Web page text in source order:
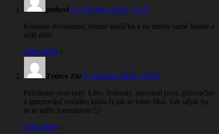
pethavl 21. července 2018 | 16:47
Krásnou dovolenou, hodně sluníčka a na táboře samé hodné a
milé děti!
Odpovědět ↓
Tvůrce Zla 5. července 2018 | 20:50
Prázdniny jsou tady. Léto, festivaly, slavnosti piva, grilovačky
a ignorování nočního klidu či jak se tomu říká. Tak nějak by
se to mělo formulovat 🙂
Odpovědět ↓